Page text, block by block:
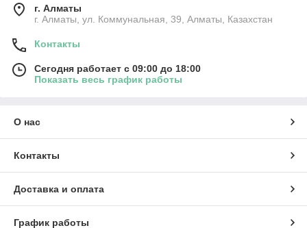
г. Алматы
г. Алматы, ул. Коммунальная, 39, Алматы, Казахстан
Контакты
Сегодня работает с 09:00 до 18:00
Показать весь график работы
О нас
Контакты
Доставка и оплата
График работы